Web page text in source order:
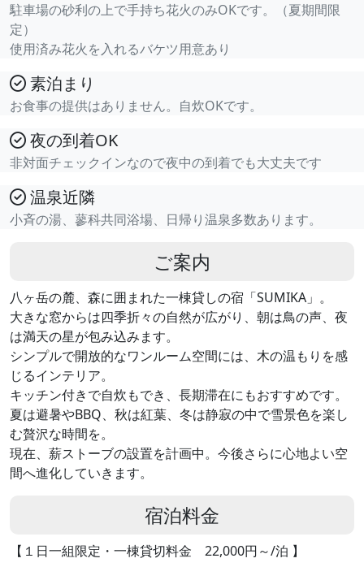
駐車場の砂利の上で手持ち花火のみOKです。（夏期間限
定）
使用済み花火を入れるバケツ用意あり
素泊まり
お食事の提供はありません。自炊OKです。
夜の到着OK
非対面チェックインなので夜中の到着でも大丈夫です
温泉近隣
小斉の湯、蓼科共同浴場、日帰り温泉多数あります。
ご案内
八ヶ岳の麓、森に囲まれた一棟貸しの宿「SUMIKA」。
大きな窓からは四季折々の自然が広がり、朝は鳥の声、夜
は満天の星が包み込みます。
シンプルで開放的なワンルーム空間には、木の温もりを感
じるインテリア。
キッチン付きで自炊もでき、長期滞在にもおすすめです。
夏は避暑やBBQ、秋は紅葉、冬は静寂の中で雪景色を楽し
む贅沢な時間を。
現在、薪ストーブの設置を計画中。今後さらに心地よい空
間へ進化していきます。
宿泊料金
【１日一組限定・一棟貸切料金 22,000円～/泊 】